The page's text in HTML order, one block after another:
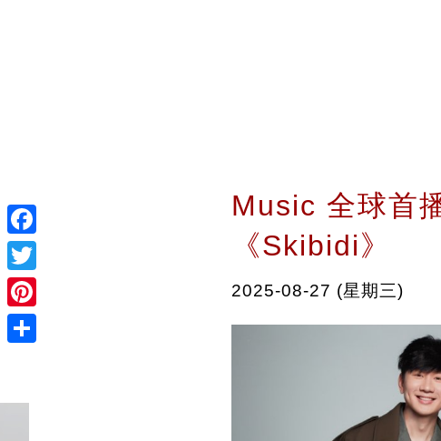
Facebook
Twitter
Pinterest
Music 全球首
《Skibidi》
2025-08-27 (星期三)